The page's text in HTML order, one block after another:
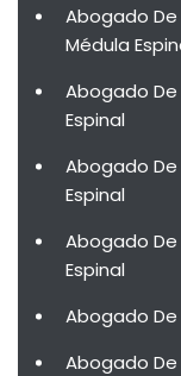
Abogado De
Médula
Abogado De
Espinal
Abogado De
Espinal
Abogado De
Espinal
Abogado De
Abogado De